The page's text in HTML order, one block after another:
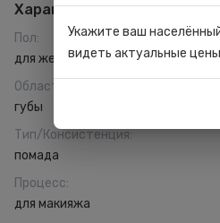
Характеристики
Пол:
для женщин
Область применения
губы
Тип/Консистенция:
помада
Процесс:
для макияжа
Укажите ваш
видеть актуальные